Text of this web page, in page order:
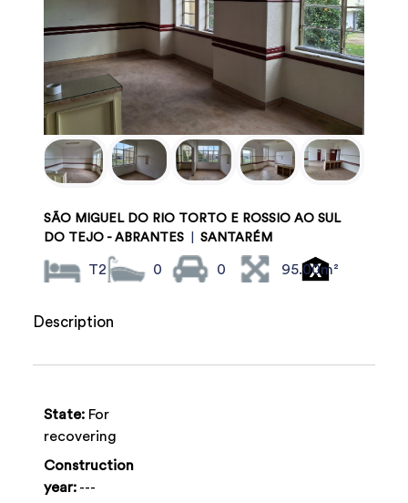
SÃO MIGUEL DO RIO TORTO E ROSSIO AO SUL
DO TEJO - ABRANTES
SANTARÉM
T2 0 0 95.00m²
Description
State: For
recovering
Construction
year: ---